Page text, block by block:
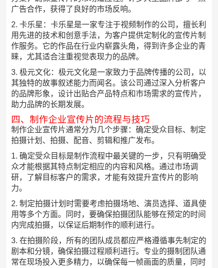
广告合作，获得了良好的市场反响。
2. 卡乐星：卡乐星是一家专注于视频制作的公司，擅长利
用先进的技术和创意手法，为客户提供定制化的宣传片制
作服务。它的作品在行业内崭露头角，得到许多企业的青
睐，尤其适合注重视觉表现力的品牌。
3. 极元文化：极元文化是一家致力于品牌传播的公司，以
其独特的故事叙述能力而闻名。该公司通过深入分析客户
的品牌形象，设计出贴合产品特点和市场需求的宣传片，
助力品牌的长期发展。
四、制作企业宣传片的流程与技巧
制作企业宣传片通常分为几个步骤：确定受众目标、制定
拍摄计划、拍摄、配音、剪辑和推广发布。
1. 确定受众目标是制作流程中最关键的一步，只有明确受
众才能根据其特点制定相应的内容和风格。通过市场调
研，了解目标客户的需求，才能有效提升宣传片的影响
力。
2. 制定拍摄计划时需要考虑拍摄场地、演员选择、道具使
用等多个方面。同时，要确保拍摄团队能够在预定的时间
内完成拍摄，以保证后期制作的顺利进行。
3. 在拍摄阶段，所有的团队成员都应严格遵循事先制定的
剧本和分镜，确保拍摄过程顺利进行。专业的摄制团队通
常在现场投入更多精力，以确保每一帧画面的质量，同时